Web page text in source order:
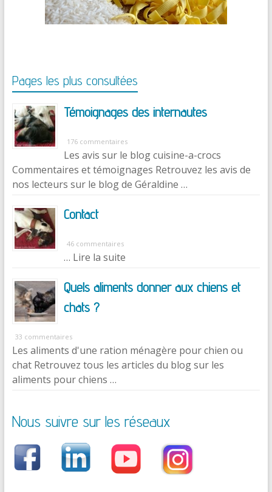
Pages les plus consultées
Témoignages des internautes
176 commentaires
Les avis sur le blog cuisine-a-crocs
Commentaires et témoignages Retrouvez les avis de
nos lecteurs sur le blog de Géraldine …
Contact
46 commentaires
… Lire la suite
Quels aliments donner aux chiens et
chats ?
33 commentaires
Les aliments d'une ration ménagère pour chien ou
chat Retrouvez tous les articles du blog sur les
aliments pour chiens …
Nous suivre sur les réseaux